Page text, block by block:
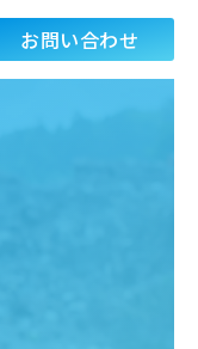
お問い合わせ